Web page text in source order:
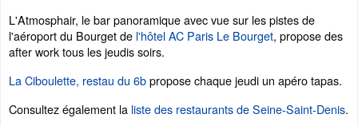
L'Atmosphair, le bar panoramique avec vue sur les pistes de
l'aéroport du Bourget de l'hôtel AC Paris Le Bourget, propose des
after work tous les jeudis soirs.
La Ciboulette, restau du 6bpropose chaque jeudi un apéro tapas.
Consultez également la liste des restaurants de Seine-Saint-Denis.